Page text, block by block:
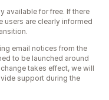
available for free. If there
users are clearly informed
email notices from the
to be launched around
takes effect, we will
support during the